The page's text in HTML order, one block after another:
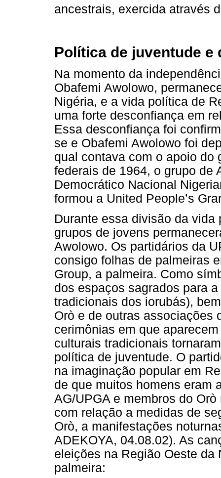
ancestrais, exercida através
Política de juventude e
Na momento da
Obafemi Awolowo,
Nigéria, e a vida política de
uma forte desconfiança em
Essa desconfiança foi
se e Obafemi Awolowo foi
qual contava com o apoio do
federais de 1964, o grupo de
Democrático Nacional
formou a United People’s
Durante essa divisão da
grupos de jovens
Awolowo. Os partidários da
consigo folhas de palmeiras
Group, a palmeira. Como
dos espaços sagrados para
tradicionais dos iorubás),
Orò e de outras associações
cerimônias em que
culturais tradicionais
política de juventude. O
na imaginação popular em
de que muitos homens eram
AG/UPGA e membros do
com relação a medidas de
Orò, a manifestações
ADEKOYA, 04.08.02). As
eleições na Região Oeste da
palmeira: